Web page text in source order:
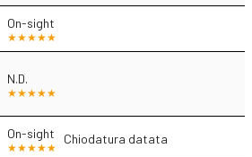
On-sight
N.D.
On-sight Chiodatura datata